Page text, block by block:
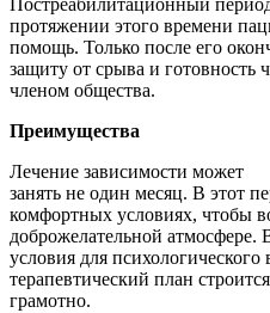
Постреабилитационный
протяжении этого времени
помощь. Только после его
защиту от срыва и готовность
членом общества.
Преимущества
Лечение зависимости может
занять не один месяц. В этот
комфортных условиях, чтобы
доброжелательной атмосфере.
условия для
терапевтический план
грамотно.